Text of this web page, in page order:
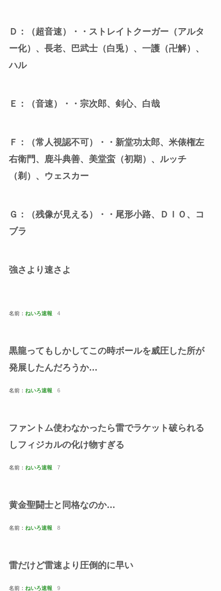
Ｄ：（超音速）・・ストレイトクーガー（アルタ
ー化）、長老、巴武士（白兎）、一護（卍解）、
ハル
Ｅ：（音速）・・宗次郎、剣心、白哉
Ｆ：（常人視認不可）・・新堂功太郎、米俵権左
右衛門、鹿斗典善、美堂蛮（初期）、ルッチ
（剃）、ウェスカー
Ｇ：（残像が見える）・・尾形小路、ＤＩＯ、コ
ブラ
強さより速さよ
名前： ねいろ速報 4
黒龍ってもしかしてこの時ボールを威圧した所が
発展したんだろうか…
名前： ねいろ速報 6
ファントム使わなかったら雷でラケット破られる
しフィジカルの化け物すぎる
名前： ねいろ速報 7
黄金聖闘士と同格なのか…
名前： ねいろ速報 8
雷だけど雷速より圧倒的に早い
名前： ねいろ速報 9